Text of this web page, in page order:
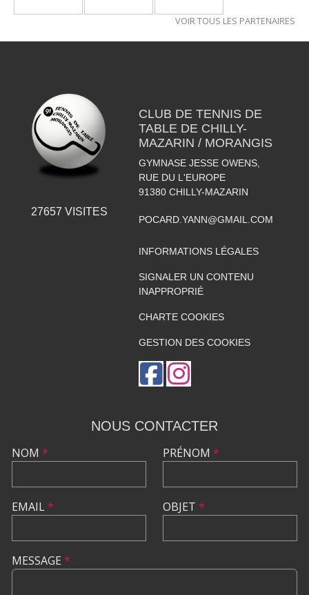
VOIR TOUS LES PARTENAIRES
27657 VISITES
CLUB DE TENNIS DE
TABLE DE CHILLY-
MAZARIN / MORANGIS
GYMNASE JESSE OWENS,
RUE DU L'EUROPE
91380 CHILLY-MAZARIN
POCARD.YANN@GMAIL.COM
INFORMATIONS LÉGALES
SIGNALER UN CONTENU
INAPPROPRIÉ
CHARTE COOKIES
GESTION DES COOKIES
NOUS CONTACTER
NOM *
EMAIL*
PRÉNOM *
OBJET *
MESSAGE *